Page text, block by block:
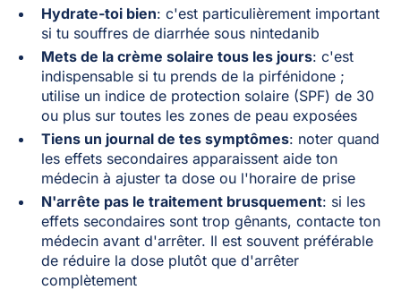
Hydrate-toi bien: c'est particulièrement important
si tu souffres de diarrhée sous nintedanib
Mets de la crème solaire tous les jours: c'est
indispensable si tu prends de la pirfénidone ;
utilise un indice de protection solaire (SPF) de 30
ou plus sur toutes les zones de peau exposées
Tiens un journal de tes symptômes: noter quand
les effets secondaires apparaissent aide ton
médecin à ajuster ta dose ou l'horaire de prise
N'arrête pas le traitement brusquement: si les
effets secondaires sont trop gênants, contacte ton
médecin avant d'arrêter. Il est souvent préférable
de réduire la dose plutôt que d'arrêter
complètement